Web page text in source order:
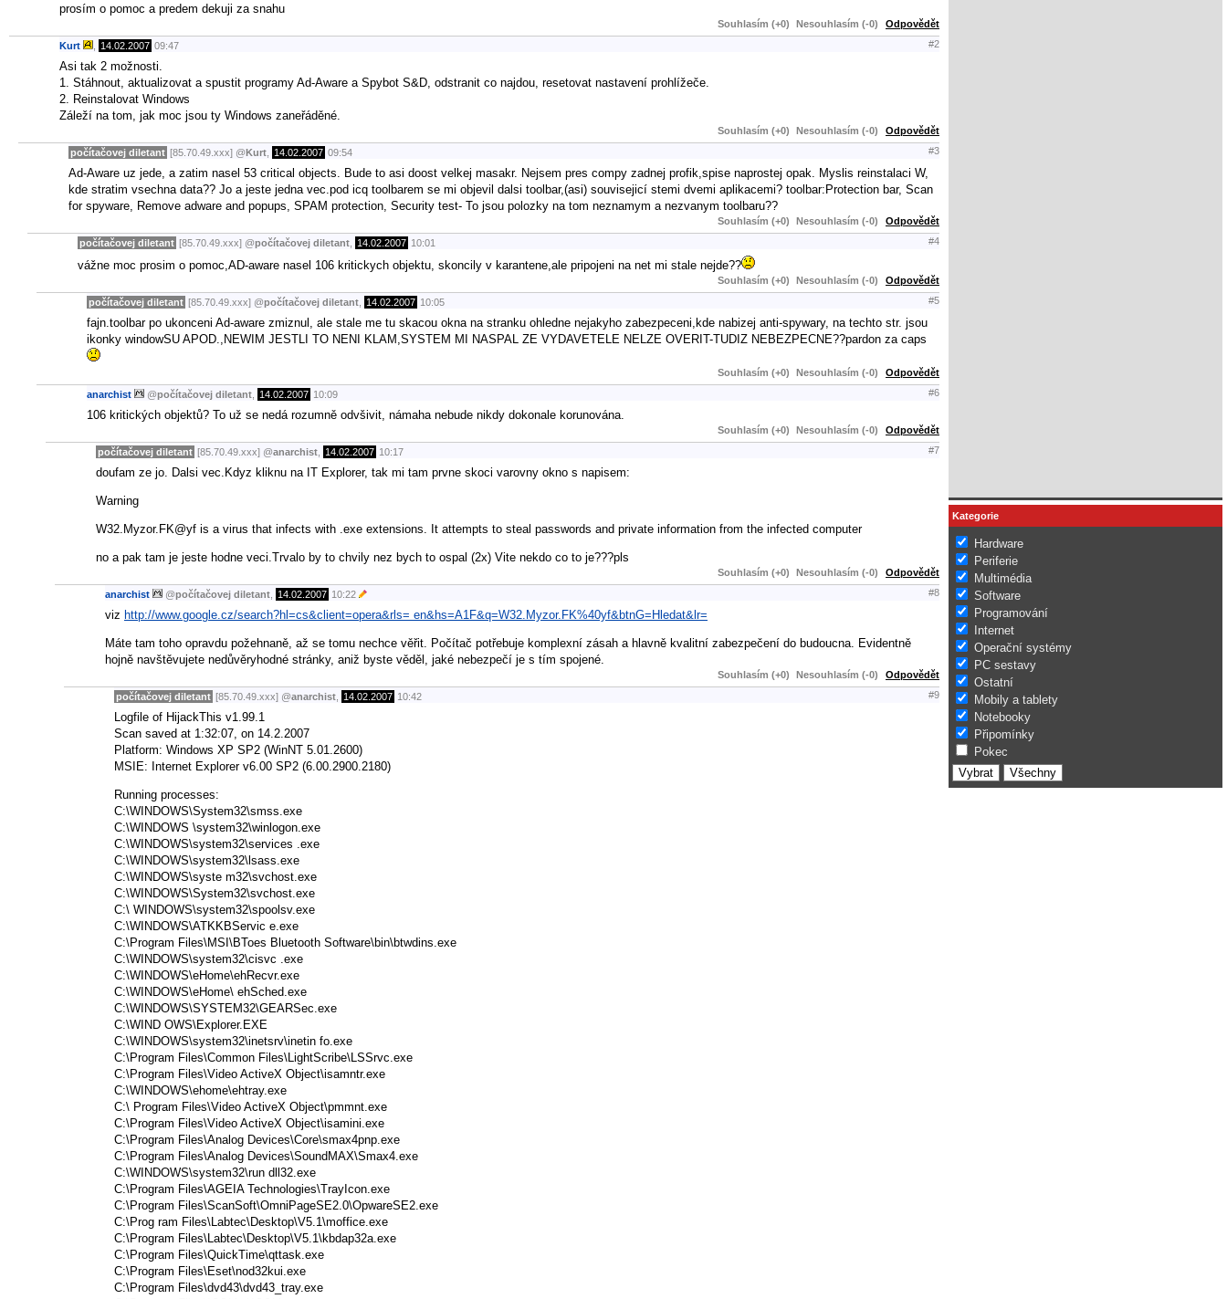
prosím o pomoc a predem dekuji za snahu
Souhlasím (+0) Nesouhlasím (-0) Odpovědět
Kurt 14.02.2007 09:47 #2
Asi tak 2 možnosti.
1. Stáhnout, aktualizovat a spustit programy Ad-Aware a Spybot S&D, odstranit co najdou, resetovat nastavení prohlížeče.
2. Reinstalovat Windows
Záleží na tom, jak moc jsou ty Windows zaneřáděné.
Souhlasím (+0) Nesouhlasím (-0) Odpovědět
počítačovej diletant [85.70.49.xxx] @Kurt 14.02.2007 09:54 #3
Ad-Aware uz jede, a zatim nasel 53 critical objects. Bude to asi doost velkej masakr. Nejsem pres compy zadnej profik,spise naprostej opak. Myslis reinstalaci W,
kde stratim vsechna data?? Jo a jeste jedna vec.pod icq toolbarem se mi objevil dalsi toolbar,(asi) souvisejicí stemi dvemi aplikacemi? toolbar:Protection bar, Scan
for spyware, Remove adware and popups, SPAM protection, Security test- To jsou polozky na tom neznamym a nezvanym toolbaru??
Souhlasím (+0) Nesouhlasím (-0) Odpovědět
počítačovej diletant [85.70.49.xxx] @počítačovej diletant 14.02.2007 10:01 #4
vážne moc prosim o pomoc,AD-aware nasel 106 kritickych objektu, skoncily v karantene,ale pripojeni na net mi stale nejde??
Souhlasím (+0) Nesouhlasím (-0) Odpovědět
počítačovej diletant [85.70.49.xxx] @počítačovej diletant 14.02.2007 10:05 #5
fajn.toolbar po ukonceni Ad-aware zmiznul, ale stale me tu skacou okna na stranku ohledne nejakyho zabezpeceni,kde nabizej anti-spywary, na techto str. jsou
ikonky windowSU APOD.,NEWIM JESTLI TO NENI KLAM,SYSTEM MI NASPAL ZE VYDAVETELE NELZE OVERIT-TUDIZ NEBEZPECNE??pardon za caps
Souhlasím (+0) Nesouhlasím (-0) Odpovědět
anarchist @počítačovej diletant 14.02.2007 10:09 #6
106 kritických objektů? To už se nedá rozumně odvšivit, námaha nebude nikdy dokonale korunována.
Souhlasím (+0) Nesouhlasím (-0) Odpovědět
počítačovej diletant [85.70.49.xxx] @anarchist 14.02.2007 10:17 #7
doufam ze jo. Dalsi vec.Kdyz kliknu na IT Explorer, tak mi tam prvne skoci varovny okno s napisem:
Warning
W32.Myzor.FK@yf is a virus that infects with .exe extensions. It attempts to steal passwords and private information from the infected computer
no a pak tam je jeste hodne veci.Trvalo by to chvily nez bych to ospal (2x) Vite nekdo co to je???pls
Souhlasím (+0) Nesouhlasím (-0) Odpovědět
anarchist @počítačovej diletant 14.02.2007 10:22 #8
viz http://www.google.cz/search?hl=cs&client=opera&rls= en&hs=A1F&q=W32.Myzor.FK%40yf&btnG=Hledat&lr=
Máte tam toho opravdu požehnaně, až se tomu nechce věřit. Počítač potřebuje komplexní zásah a hlavně kvalitní zabezpečení do budoucna. Evidentně
hojně navštěvujete nedůvěryhodné stránky, aniž byste věděl, jaké nebezpečí je s tím spojené.
Souhlasím (+0) Nesouhlasím (-0) Odpovědět
počítačovej diletant [85.70.49.xxx] @anarchist 14.02.2007 10:42 #9
Logfile of HijackThis v1.99.1
Scan saved at 1:32:07, on 14.2.2007
Platform: Windows XP SP2 (WinNT 5.01.2600)
MSIE: Internet Explorer v6.00 SP2 (6.00.2900.2180)
Running processes:
C:\WINDOWS\System32\smss.exe
C:\WINDOWS \system32\winlogon.exe
C:\WINDOWS\system32\services .exe
C:\WINDOWS\system32\lsass.exe
C:\WINDOWS\syste m32\svchost.exe
C:\WINDOWS\System32\svchost.exe
C:\ WINDOWS\system32\spoolsv.exe
C:\WINDOWS\ATKKBServic e.exe
C:\Program Files\MSI\BToes Bluetooth Software\bin\btwdins.exe
C:\WINDOWS\system32\cisvc .exe
C:\WINDOWS\eHome\ehRecvr.exe
C:\WINDOWS\eHome\ ehSched.exe
C:\WINDOWS\SYSTEM32\GEARSec.exe
C:\WIND OWS\Explorer.EXE
C:\WINDOWS\system32\inetsrv\inetin fo.exe
C:\Program Files\Common Files\LightScribe\LSSrvc.exe
C:\Program Files\Video ActiveX Object\isamntr.exe
C:\WINDOWS\ehome\ehtray.exe
C:\ Program Files\Video ActiveX Object\pmmnt.exe
C:\Program Files\Video ActiveX Object\isamini.exe
C:\Program Files\Analog Devices\Core\smax4pnp.exe
C:\Program Files\Analog Devices\SoundMAX\Smax4.exe
C:\WINDOWS\system32\run dll32.exe
C:\Program Files\AGEIA Technologies\TrayIcon.exe
C:\Program Files\ScanSoft\OmniPageSE2.0\OpwareSE2.exe
C:\Prog ram Files\Labtec\Desktop\V5.1\moffice.exe
C:\Program Files\Labtec\Desktop\V5.1\kbdap32a.exe
C:\Program Files\QuickTime\qttask.exe
C:\Program Files\Eset\nod32kui.exe
C:\Program Files\dvd43\dvd43_tray.exe
Kategorie
Hardware
Periferie
Multimédia
Software
Programování
Internet
Operační systémy
PC sestavy
Ostatní
Mobily a tablety
Notebooky
Připomínky
Pokec